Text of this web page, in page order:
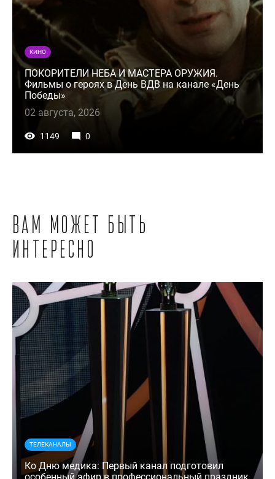
КИНО
ПОКОРИТЕЛИ НЕБА И МАСТЕРА ОРУЖИЯ.
Фильмы о героях в День ВДВ на канале «День
Победы»
02 августа, 2026
1149 0
Вам может быть
интересно
ТЕЛЕКАНАЛЫ
Ко Дню медика: Первый канал подготовил